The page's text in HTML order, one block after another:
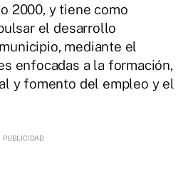
2000, y tiene como
el desarrollo
mediante el
enfocadas a la formación,
y fomento del empleo y el